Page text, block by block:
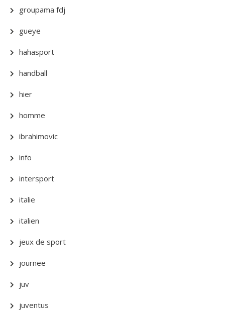
groupama fdj
gueye
hahasport
handball
hier
homme
ibrahimovic
info
intersport
italie
italien
jeux de sport
journee
juv
juventus